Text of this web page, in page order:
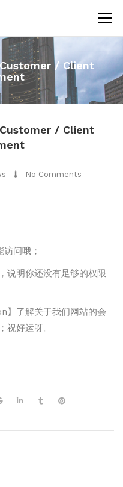
/ Client
/ Client
No Comments
问哦；
说明你还没有足够的权限
】了解关于我们网站的会
祝好运呀。